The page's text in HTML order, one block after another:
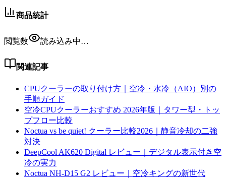
商品統計
閲覧数 読み込み中…
関連記事
CPUクーラーの取り付け方｜空冷・水冷（AIO）別の
手順ガイド
空冷CPUクーラーおすすめ 2026年版｜タワー型・トッ
プフロー比較
Noctua vs be quiet! クーラー比較2026｜静音冷却の二強
対決
DeepCool AK620 Digital レビュー｜デジタル表示付き空
冷の実力
Noctua NH-D15 G2 レビュー｜空冷キングの新世代